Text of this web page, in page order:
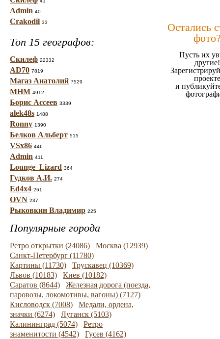
Admin 40
Crakodil 33
Топ 15 географов:
Скилеф 22332
AD70 7819
Магаз Анатолий 7529
МНМ 4912
Борис Ассеев 3339
alek48s 1488
Ronny 1390
Белков Альберт 515
VSx86 446
Admin 411
Lounge_Lizard 364
Гудков А.И. 274
Ed4x4 261
OVN 237
Рыковкин Владимир 225
Популярные города
Ретро открытки (24086)
Москва (12939)
Санкт-Петербург (11780)
Картины (11730)
Трускавец (10369)
Львов (10183)
Киев (10182)
Саратов (8644)
Железная дорога (поезда,
паровозы, локомотивы, вагоны) (7127)
Кисловодск (7008)
Медали, ордена,
значки (6274)
Луганск (5103)
Калининград (5074)
Ретро
знаменитости (4542)
Гусев (4162)
Остались
Пусть их
другие!
проекте
и